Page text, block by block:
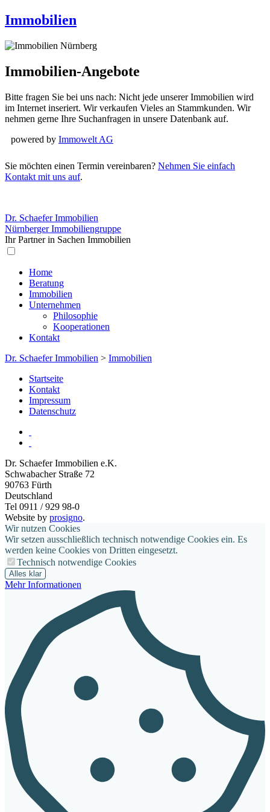
Immobilien
Immobilien-Angebote
Bitte fragen Sie bei uns nach: Nicht jede unserer Immobilien wird
im Internet inseriert. Wir verkaufen Vieles an Stammkunden. Wir
nehmen gerne Ihre Suchanfragen in unsere Datenbank auf.
powered by Immowelt AG
Sie möchten einen Termin vereinbaren? Nehmen Sie einfach
Kontakt mit uns auf.
Dr. Schaefer Immobilien
Nürnberger Immobiliengruppe
Ihr Partner in Sachen Immobilien
Home
Beratung
Immobilien
Unternehmen
Philosophie
Kooperationen
Kontakt
Dr. Schaefer Immobilien > Immobilien
Startseite
Kontakt
Impressum
Datenschutz
Dr. Schaefer Immobilien e.K.
Schwabacher Straße 72
90763 Fürth
Deutschland
Tel 0911 / 929 98-0
Website by prosigno.
Wir nutzen Cookies
Wir setzen ausschließlich technisch notwendige Cookies ein. Es
werden keine Cookies von Dritten eingesetzt.
Technisch notwendige Cookies
Alles klar
Mehr Informationen